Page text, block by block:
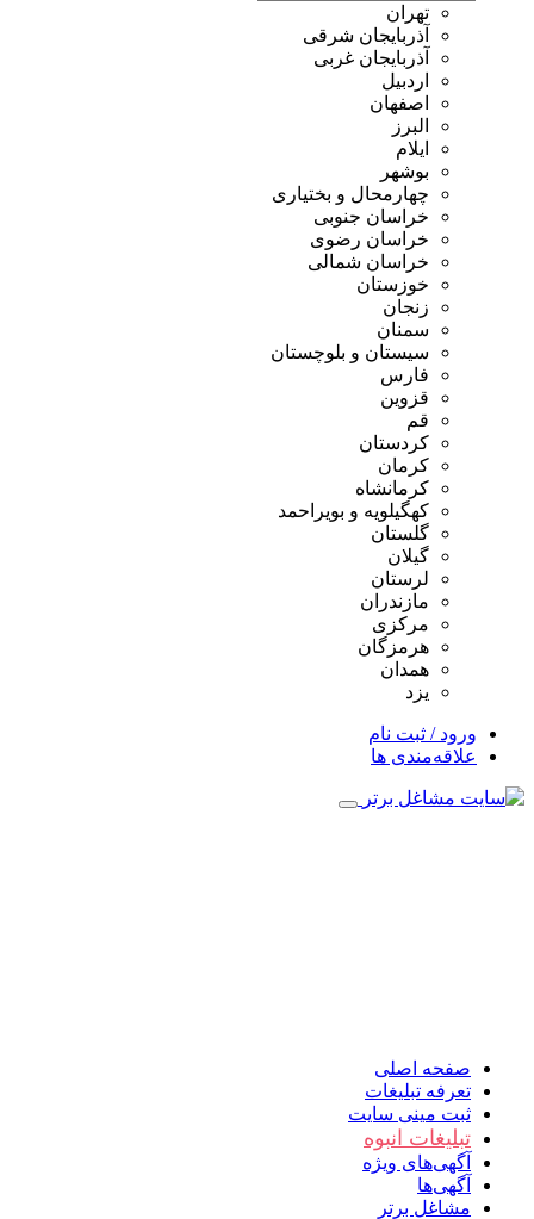
تهران
آذربایجان شرقی
آذربایجان غربی
اردبیل
اصفهان
البرز
ایلام
بوشهر
چهارمحال و بختیاری
خراسان جنوبی
خراسان رضوی
خراسان شمالی
خوزستان
زنجان
سمنان
سیستان و بلوچستان
فارس
قزوین
قم
کردستان
کرمان
کرمانشاه
کهگیلویه و بویراحمد
گلستان
گیلان
لرستان
مازندران
مرکزی
هرمزگان
همدان
یزد
ورود / ثبت نام
علاقه‌مندی ها
صفحه اصلی
تعرفه تبلیغات
ثبت مینی سایت
تبلیغات انبوه
آگهی‌های ویژه
آگهی‌ها
مشاغل برتر